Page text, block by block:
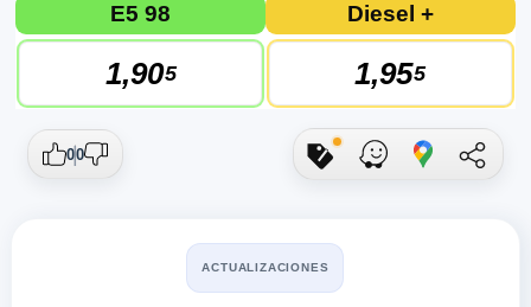
E5 98
1,905
Diesel +
1,955
00
ACTUALIZACIONES